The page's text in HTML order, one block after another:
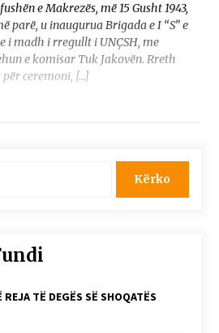
e Makrezës, më 15 Gusht 1943,
parë, u inaugurua Brigada e I “S” e
i madh i rregullt i UNÇSH, me
e komisar Tuk Jakovën. Rreth
ceremoni, […]
TË DEGËS SË SHOQATËS